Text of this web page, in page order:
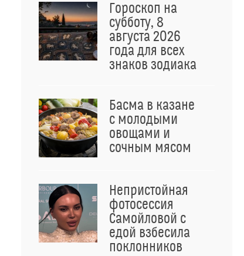
Гороскоп на
субботу, 8
августа 2026
года для всех
знаков зодиака
Басма в казане
с молодыми
овощами и
сочным мясом
Непристойная
фотосессия
Самойловой с
едой взбесила
поклонников